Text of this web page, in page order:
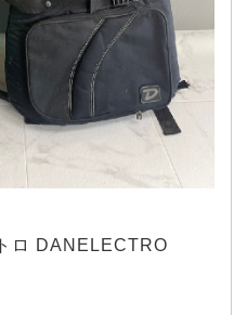
ロ DANELECTRO